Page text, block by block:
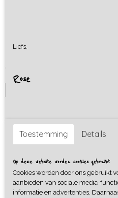
Rubber Bal Wereld - Little L
Deze mooie bal van Little L heeft
€ 9,90
Liefs,
Rose
Toestemming Details
Op deze website worden cookies gebruikt
Cookies worden door ons gebruikt
aanbieden van sociale media-
informatie en advertenties.